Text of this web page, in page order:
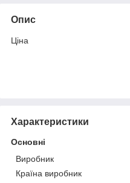
Опис
Ціна
Характеристики
Основні
Виробник
Країна виробник